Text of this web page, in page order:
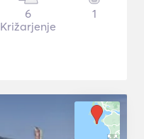
6
Križarjenje
1